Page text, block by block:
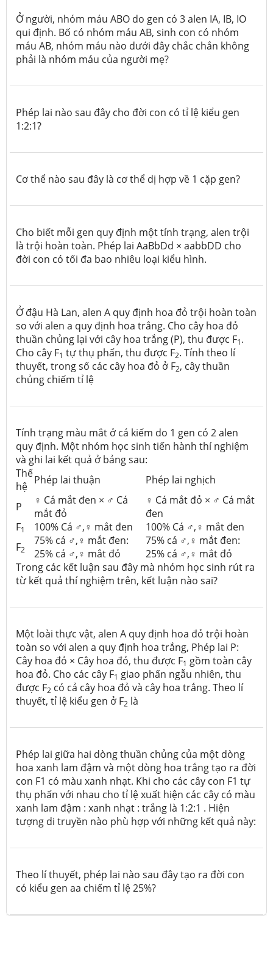
Ở người, nhóm máu ABO do gen có 3 alen IA, IB, IO
qui định. Bố có nhóm máu AB, sinh con có nhóm
máu AB, nhóm máu nào dưới đây chắc chắn không
phải là nhóm máu của người mẹ?
Phép lai nào sau đây cho đời con có tỉ lệ kiểu gen
1:2:1?
Cơ thể nào sau đây là cơ thể dị hợp về 1 cặp gen?
Cho biết mỗi gen quy định một tính trạng, alen trội
là trội hoàn toàn. Phép lai AaBbDd × aabbDD cho
đời con có tối đa bao nhiêu loại kiểu hình.
Ở đậu Hà Lan, alen A quy định hoa đỏ trội hoàn toàn
so với alen a quy định hoa trắng. Cho cây hoa đỏ
thuần chủng lại với cây hoa trắng (P), thu được F1.
Cho cây F1 tự thụ phấn, thu được F2. Tính theo lí
thuyết, trong số các cây hoa đỏ ở F2, cây thuần
chủng chiếm tỉ lệ
Tính trạng màu mắt ở cá kiếm do 1 gen có 2 alen
quy định. Một nhóm học sinh tiến hành thí nghiệm
và ghi lai kết quả ở bảng sau:
Thế
hệ Phép lai thuận
Phép lai nghịch
P
♀ Cá mắt đen × ♂ Cá
mắt đỏ
♀ Cá mắt đỏ × ♂ Cá mắt
đen
F1 100% Cá ♂,♀ mắt đen
100% Cá ♂,♀ mắt đen
F2
75% cá ♂,♀ mắt đen:
25% cá ♂,♀ mắt đỏ
75% cá ♂,♀ mắt đen:
25% cá ♂,♀ mắt đỏ
Trong các kết luận sau đây mà nhóm học sinh rút ra
từ kết quả thí nghiệm trên, kết luận nào sai?
Một loài thực vật, alen A quy định hoa đỏ trội hoàn
toàn so với alen a quy định hoa trắng, Phép lai P:
Cây hoa đỏ × Cây hoa đỏ, thu được F1 gồm toàn cây
hoa đỏ. Cho các cây F1 giao phấn ngẫu nhiên, thu
được F2 có cả cây hoa đỏ và cây hoa trắng. Theo lí
thuyết, tỉ lệ kiểu gen ở F2 là
Phép lai giữa hai dòng thuần chủng của một dòng
hoa xanh lam đậm và một dòng hoa trắng tạo ra đời
con F1 có màu xanh nhạt. Khi cho các cây con F1 tự
thụ phấn với nhau cho tỉ lệ xuất hiện các cây có màu
xanh lam đậm : xanh nhạt : trắng là 1:2:1 . Hiện
tượng di truyền nào phù hợp với những kết quả này:
Theo lí thuyết, phép lai nào sau đây tạo ra đời con
có kiểu gen aa chiếm tỉ lệ 25%?